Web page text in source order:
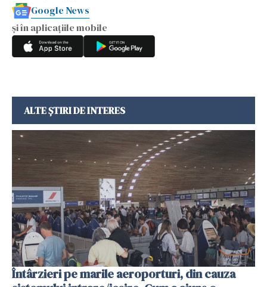
Google News
și în aplicațiile mobile
ALTE ȘTIRI DE INTERES
Întârzieri pe marile aeroporturi, din cauza